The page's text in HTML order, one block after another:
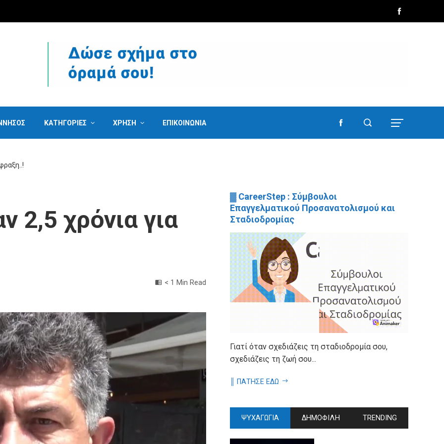
ΚΑΤΗΓΟΡΙΕΣ ΧΡΗΣΗ ΕΠΙΚΟΙΝΩΝΙΑ
2,5 χρόνια για
< 1 Min Read
▓ CareerStep : Σύμβουλοι
Επαγγελματικού Προσανατολισμού και
Σταδιοδρομίας
Γιατί όταν σχεδιάζεις τη σταδιοδρομία σου,
σχεδιάζεις τη ζωή σου...
║ ΠΑΤΗΣΕ ΕΔΩ
ΨΥΧΑΓΩΓΙΑ ΔΗΜΟΦΙΛΗ TRENDING